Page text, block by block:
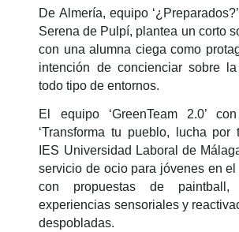
De Almería, equipo
Serena de Pulpí, plantea un corto
con una alumna ciega como
intención de concienciar sobre
todo tipo de entornos.
El equipo ‘GreenTeam 2.0’
‘Transforma tu pueblo, lucha por
IES Universidad Laboral de
servicio de ocio para jóvenes en el
con propuestas de paintball,
experiencias sensoriales y
despobladas.